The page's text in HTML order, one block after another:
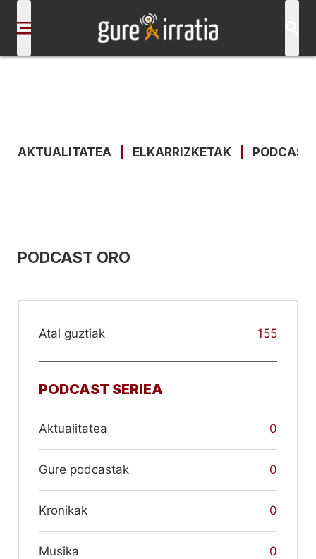
AKTUALITATEA ELKARRIZKETAK
PODCAST ORO
Atal guztiak 155
PODCAST SERIEA
Aktualitatea 0
Gure podcastak 0
Kronikak 0
Musika 0